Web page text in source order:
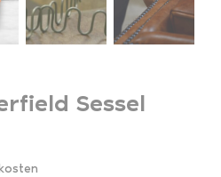
Sessel